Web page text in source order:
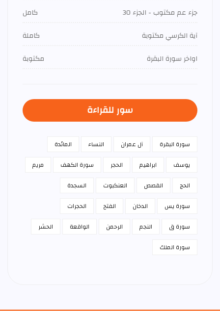
جزء عم مكتوب - الجزء 30
كامل
آية الكرسي مكتوبة
كاملة
اواخر سورة البقرة
مكتوبة
سور للقراءة
سورة البقرة آل عمران النساء
المائدة
يوسف
ابراهيم الحجر سورة الكهف
مريم
الحج
القصص العنكبوت
السجدة
سورة يس
الدخان الفتح
الحجرات
سورة ق
النجم الرحمن الواقعة
الحشر
سورة الملك